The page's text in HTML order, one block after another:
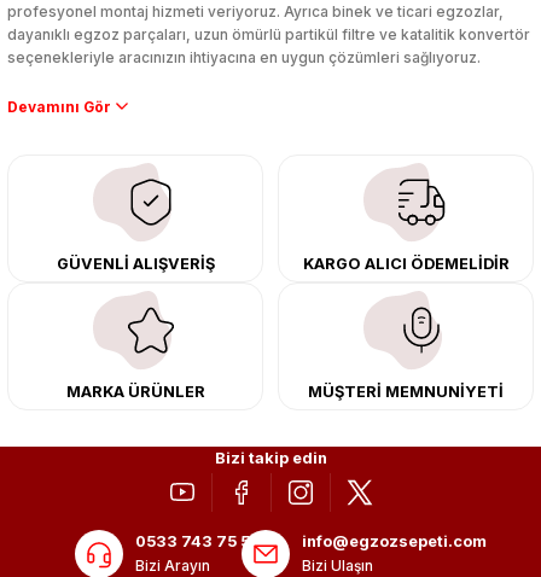
profesyonel montaj hizmeti veriyoruz. Ayrıca binek ve ticari egzozlar,
dayanıklı egzoz parçaları, uzun ömürlü partikül filtre ve katalitik konvertör
seçenekleriyle aracınızın ihtiyacına en uygun çözümleri sağlıyoruz.
Performans artışı isteyen sürücüler için özel performans egzozları ve
çıkma orijinal ürünler ile yenileyebilir, body kit uygulamalarıyla aracınızın
tasarımını ve aerodinamisini üst seviyeye taşıyabilirsiniz.
Tüm ürünlerimiz orijinal, dayanıklı ve uzun ömürlüdür. İstanbul’daki montaj
merkezimizde profesyonel montaj yapıyor, Türkiye’nin her yerine güvenli
kargo ile teslimat gerçekleştiriyoruz. Aracınıza değer katmak için doğru
adres: Egzoz Sepeti.
GÜVENLİ ALIŞVERİŞ KARGO ALICI ÖDEMELİDİR
MARKA ÜRÜNLER MÜŞTERİ MEMNUNİYETİ
Bizi takip edin
0533 743 75 56
Bizi Arayın
info@egzozsepeti.com
Bizi Ulaşın